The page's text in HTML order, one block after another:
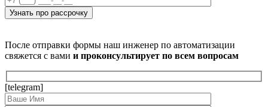
После отправки формы наш инженер по автоматизации
свяжется с вами и проконсультирует по всем вопросам
[telegram]